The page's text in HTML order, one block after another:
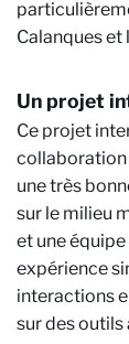
Calanques et
Un projet
Ce projet
collaboration
une très
sur le milieu
et une
expérience
interactions
sur des